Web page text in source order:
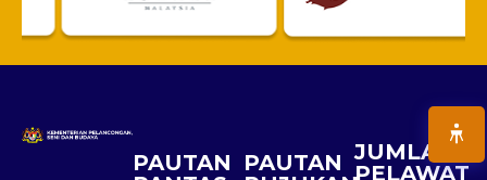
PAUTAN
PAUTAN JUMLAH
PELAWAT